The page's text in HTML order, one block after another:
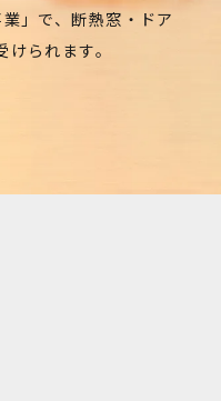
」で、断熱窓・ドア
られます。